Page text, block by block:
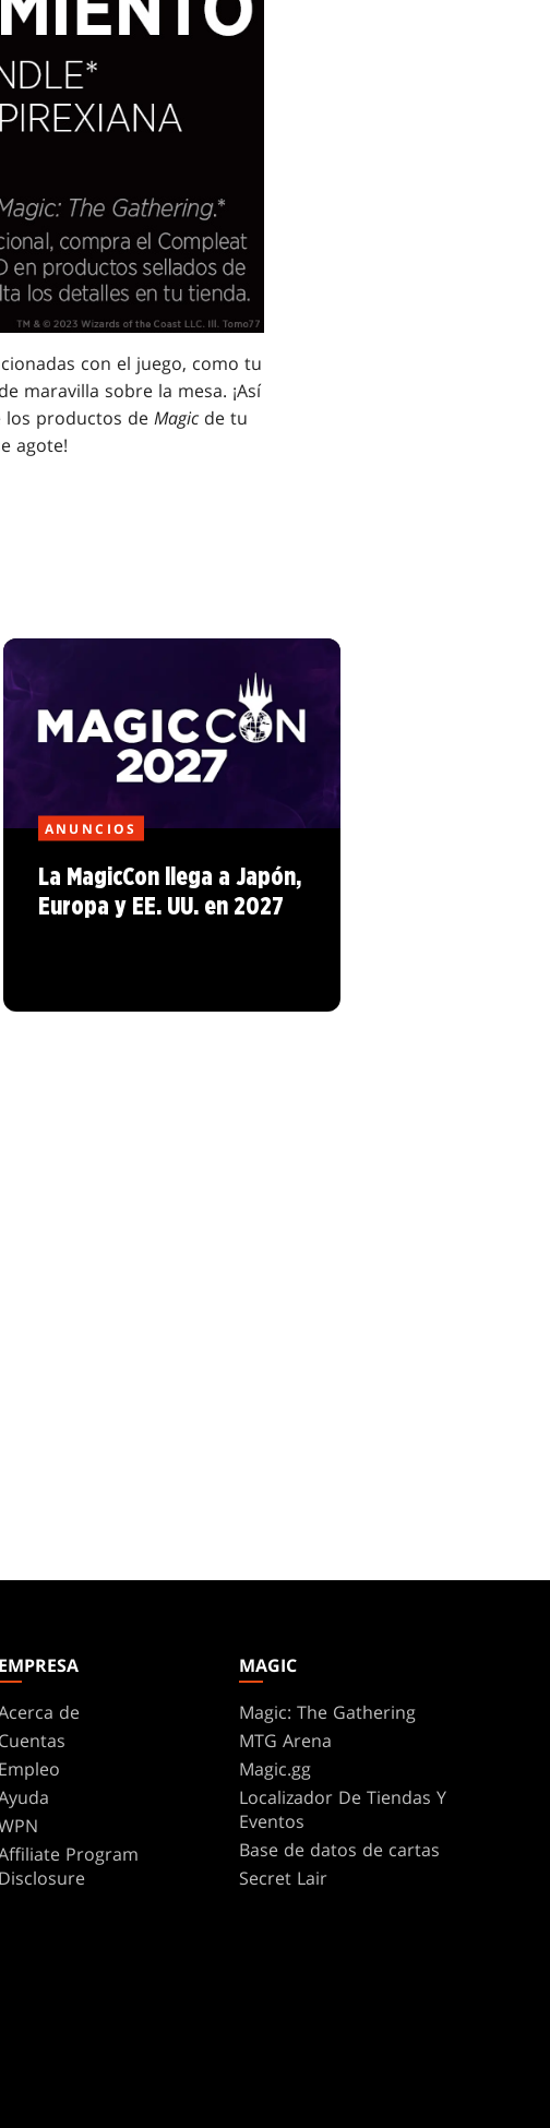
con el juego, como tu
maravilla sobre la mesa. ¡Así
los productos de Magic de tu
agote!
ANUNCIOS
La MagicCon llega a Japón,
Europa y EE. UU. en 2027
EMPRESA
de
Cuentas
Empleo
Program
Disclosure
MAGIC
Magic: The Gathering
MTG Arena
Magic.gg
Localizador De Tiendas Y
Eventos
Base de datos de cartas
Secret Lair